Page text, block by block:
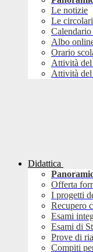
Le notizie
Le circolari
Calendario
Albo
Orario
Attività
Attività
Didattica
Offerta
I progetti
Recupero
Esami
Esami di
Prove di
Compiti